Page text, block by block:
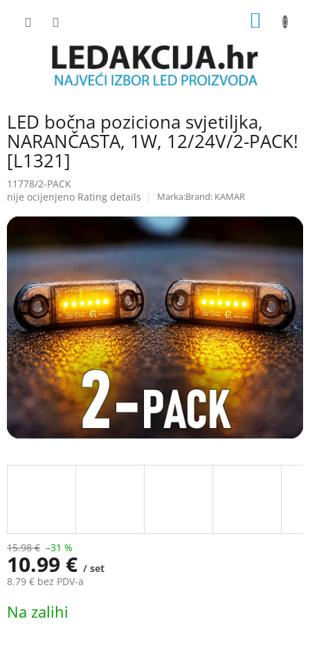
LED bočna poziciona svjetiljka,
NARANČASTA, 1W, 12/24V/2-PACK!
[L1321]
11778/2-PACK
The
product
is
stars.
nije ocijenjeno Rating details Brand: KAMAR
15.98 € –31 %
10.99 € / set
8.79 € bez PDV-a
price:
Na zalihi